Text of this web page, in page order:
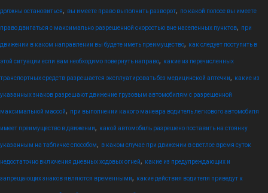
должны остановиться, вы имеете право выполнить разворот, по какой полосе вы имеете
право двигаться с максимально разрешенной скоростью вне населенных пунктов, при
движении в каком направлении вы будете иметь преимущество, как следует поступить в
этой ситуации если вам необходимо повернуть направо, какие из перечисленных
транспортных средств разрешается эксплуатировать без медицинской аптечки, какие из
указанных знаков разрешают движение грузовым автомобилям с разрешенной
максимальной массой, при выполнении какого маневра водитель легкового автомобиля
имеет преимущество в движении, какой автомобиль разрешено поставить на стоянку
указанным на табличке способом, в каком случае при движении в светлое время суток
недостаточно включения дневных ходовых огней, какие из предупреждающих и
запрещающих знаков являются временными, какие действия водителя приведут к